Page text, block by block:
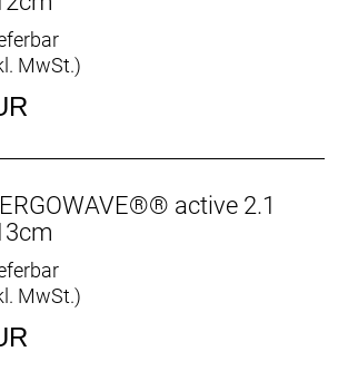
MwSt.)
active 2.1
MwSt.)